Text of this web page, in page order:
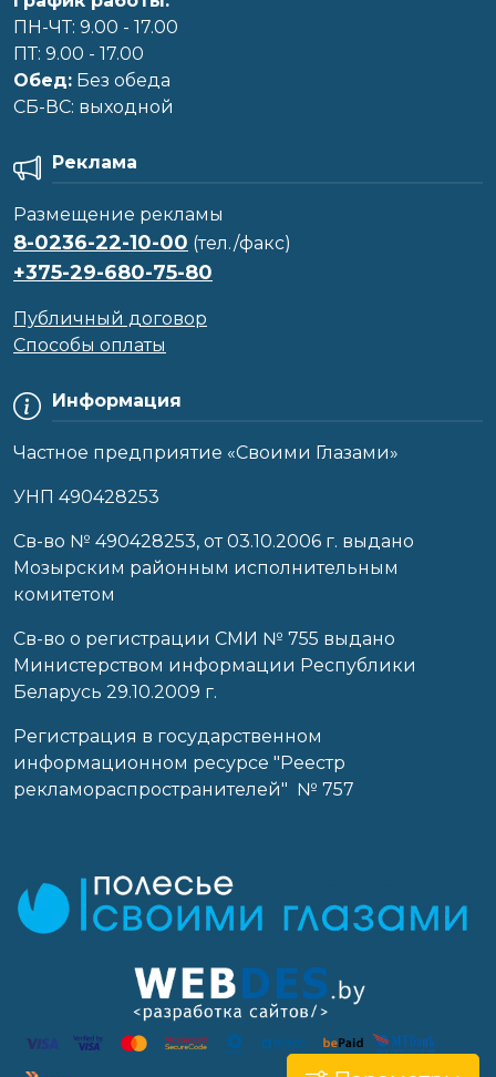
ПН-ЧТ: 9.00 - 17.00
ПТ: 9.00 - 17.00
Обед: Без обеда
CБ-ВС: выходной
Информация
Частное предприятие «Своими Глазами»
УНП 490428253
Cв-во № 490428253, от 03.10.2006 г. выдано
Мозырским районным исполнительным
комитетом
Св-во о регистрации СМИ № 755 выдано
Министерством информации Республики
Беларусь 29.10.2009 г.
Регистрация в государственном
информационном ресурсе "Реестр
рекламораспространителей" № 757
Реклама
Размещение рекламы
8-0236-22-10-00 (тел./факс)
+375-29-680-75-80
Публичный договор
Способы оплаты